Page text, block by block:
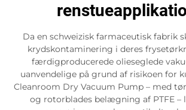
Da en schweizisk farmaceutisk fabrik
krydskontaminering i deres
færdigproducerede olieseglede
uanvendelige på grund af risikoen for
Cleanroom Dry Vacuum Pump – med
og rotorblades belægning af PTFE –